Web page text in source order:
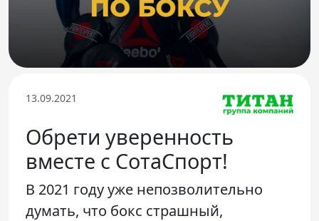
13.09.2021
Обрети уверенность
вместе с СотаСпорт!
В 2021 году уже непозволительно
думать, что бокс страшный,